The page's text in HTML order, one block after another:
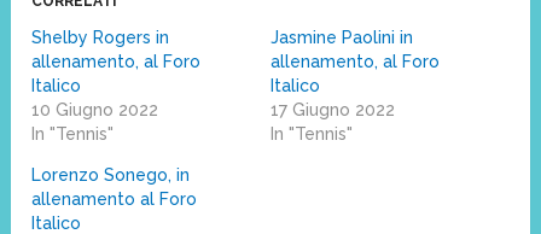
Shelby Rogers in
allenamento, al Foro
Italico
10 Giugno 2022
In "Tennis"
Jasmine Paolini in
allenamento, al Foro
Italico
17 Giugno 2022
In "Tennis"
Lorenzo Sonego, in
allenamento al Foro
Italico